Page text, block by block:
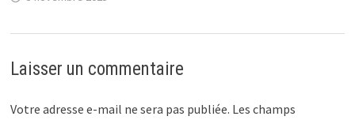
Laisser un commentaire
Votre adresse e-mail ne sera pas publiée. Les champs